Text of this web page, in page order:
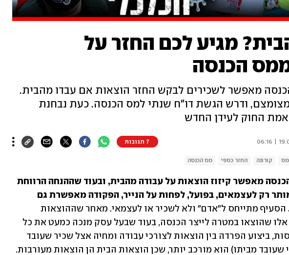
מגיע לכם החזר על
הכנסה
מאפשר לשכירים לבקש החזר הוצאות אם עבדו מהבית.
מצומצם, ודרש הגשת דו"ח שנתי למס הכנסה. כעת נבחנת
החוק לעידן החדש
7 תגובות
מס קורונה החזר כספי מס הכנסה
מביתו) הוא מורכב יותר, שכן הוצאות הבית הן הוצאות מעורבות.